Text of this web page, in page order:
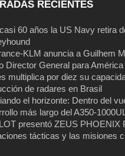
RECIENTES
60 años la US Navy retira
KLM anuncia a Guilhem
Director General para América
multiplica por diez su
de radares en Brasil
el horizonte: Dentro del
más largo del A350-
presentó ZEUS PHOENIX
tácticas y las misiones